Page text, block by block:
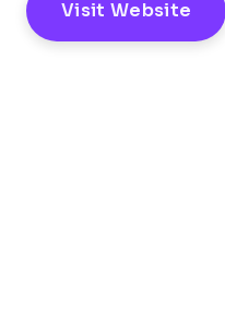
Visit Website